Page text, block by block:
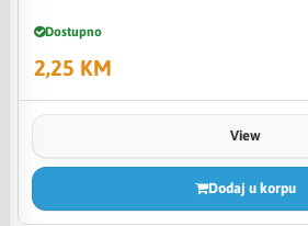
Dostupno
2,25 KM
View
Dodaj u korpu